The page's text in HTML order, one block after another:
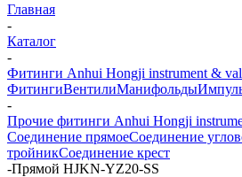
Главная
-
Каталог
-
Фитинги Anhui Hongji instrument &
ФитингиВентилиМанифольды
-
Прочие фитинги Anhui Hongji
Соединение прямоеСоединение
тройникСоединение крест
-Прямой HJKN-YZ20-SS